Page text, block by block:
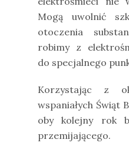
Mogą uwolnić
otoczenia
robimy z
do specjalnego
Korzystając z
wspaniałych Świąt
oby kolejny rok
przemijającego.